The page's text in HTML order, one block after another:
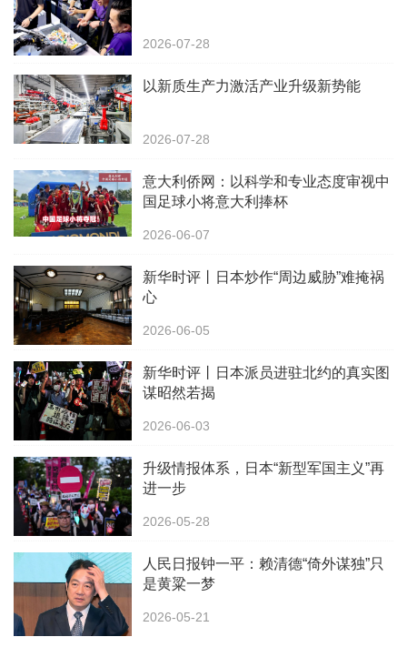
2026-07-28
以新质生产力激活产业升级新势能
2026-07-28
意大利侨网：以科学和专业态度审视中
国足球小将意大利捧杯
2026-06-07
新华时评丨日本炒作“周边威胁”难掩祸
心
2026-06-05
新华时评丨日本派员进驻北约的真实图
谋昭然若揭
2026-06-03
升级情报体系，日本“新型军国主义”再
进一步
2026-05-28
人民日报钟一平：赖清德“倚外谋独”只
是黄粱一梦
2026-05-21